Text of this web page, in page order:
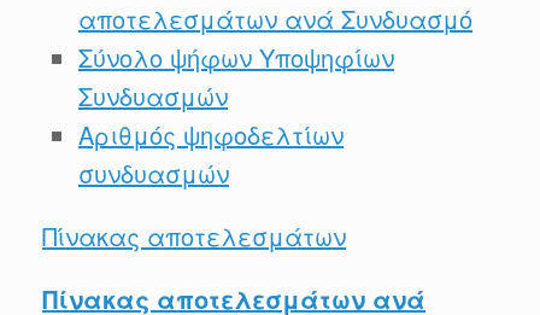
αποτελεσμάτων ανά Συνδυασμό
Σύνολο ψήφων Υποψηφίων
Συνδυασμών
Αριθμός ψηφοδελτίων
συνδυασμών
Πίνακας αποτελεσμάτων
Πίνακας αποτελεσμάτων ανά